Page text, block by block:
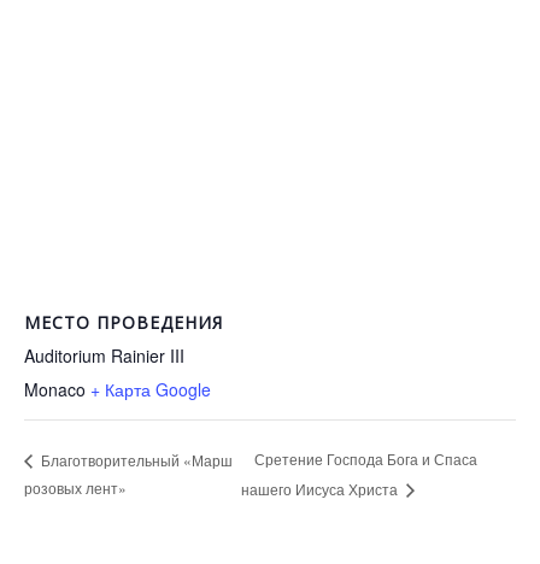
МЕСТО ПРОВЕДЕНИЯ
Auditorium Rainier III
Monaco + Карта Google
Благотворительный «Марш
розовых лент»
Сретение Господа Бога и Спаса
нашего Иисуса Христа